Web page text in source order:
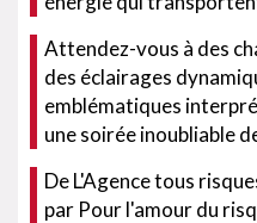
Attendez-vous à des
des éclairages
emblématiques
une soirée inoubliable
De L'Agence tous
par Pour l'amour du